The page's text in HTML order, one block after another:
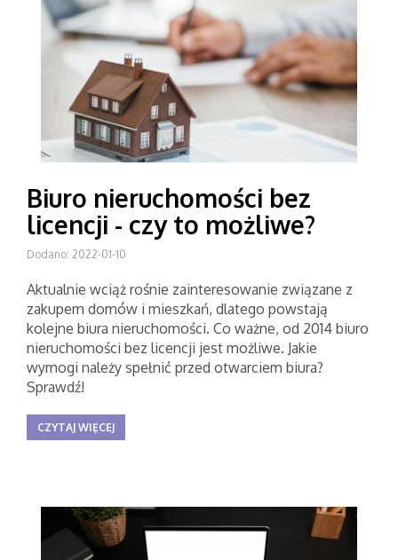
Biuro nieruchomości bez
licencji - czy to możliwe?
Dodano: 2022-01-10
Aktualnie wciąż rośnie zainteresowanie związane z
zakupem domów i mieszkań, dlatego powstają
kolejne biura nieruchomości. Co ważne, od 2014 biuro
nieruchomości bez licencji jest możliwe. Jakie
wymogi należy spełnić przed otwarciem biura?
Sprawdź!
CZYTAJ WIĘCEJ